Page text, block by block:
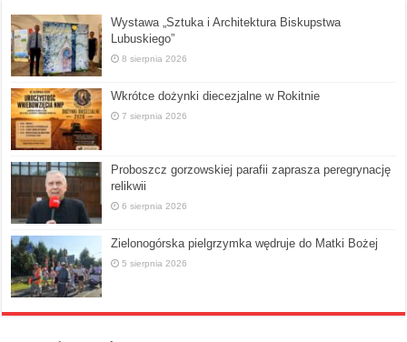
Wystawa „Sztuka i Architektura Biskupstwa
Lubuskiego”
8 sierpnia 2026
Wkrótce dożynki diecezjalne w Rokitnie
7 sierpnia 2026
Proboszcz gorzowskiej parafii zaprasza peregrynację
relikwii
6 sierpnia 2026
Zielonogórska pielgrzymka wędruje do Matki Bożej
5 sierpnia 2026